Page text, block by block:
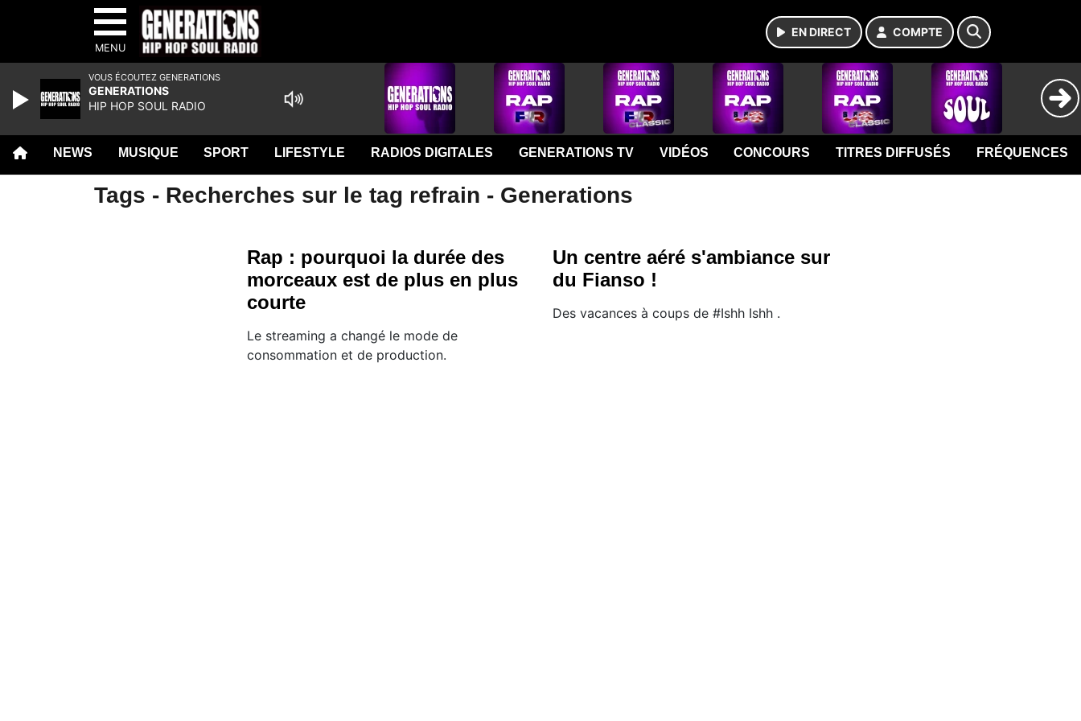
MENU
EN DIRECT COMPTE
NEWS MUSIQUE SPORT LIFESTYLE RADIOS DIGITALES GENERATIONS TV VIDÉOS CONCOURS TITRES DIFFUSÉS FRÉQUENCES
Tags - Recherches sur le tag refrain - Generations
Rap : pourquoi la durée des
morceaux est de plus en plus
courte
Le streaming a changé le mode de
consommation et de production.
Un centre aéré s'ambiance sur
du Fianso !
Des vacances à coups de #Ishh Ishh .
VOUS ÉCOUTEZ GENERATIONS
GENERATIONS
HIP HOP SOUL RADIO